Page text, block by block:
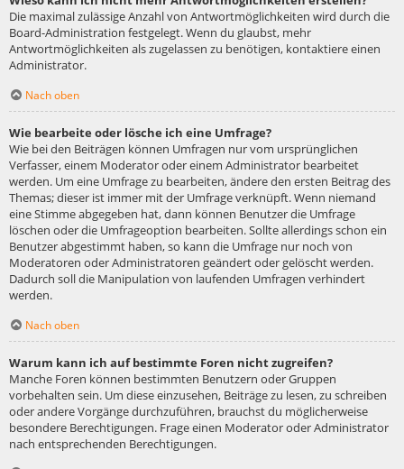
Die maximal zulässige Anzahl von Antwortmöglichkeiten wird durch die
Board-Administration festgelegt. Wenn du glaubst, mehr
Antwortmöglichkeiten als zugelassen zu benötigen, kontaktiere einen
Administrator.
Nach oben
Wie bearbeite oder lösche ich eine Umfrage?
Wie bei den Beiträgen können Umfragen nur vom ursprünglichen
Verfasser, einem Moderator oder einem Administrator bearbeitet
werden. Um eine Umfrage zu bearbeiten, ändere den ersten Beitrag des
Themas; dieser ist immer mit der Umfrage verknüpft. Wenn niemand
eine Stimme abgegeben hat, dann können Benutzer die Umfrage
löschen oder die Umfrageoption bearbeiten. Sollte allerdings schon ein
Benutzer abgestimmt haben, so kann die Umfrage nur noch von
Moderatoren oder Administratoren geändert oder gelöscht werden.
Dadurch soll die Manipulation von laufenden Umfragen verhindert
werden.
Nach oben
Warum kann ich auf bestimmte Foren nicht zugreifen?
Manche Foren können bestimmten Benutzern oder Gruppen
vorbehalten sein. Um diese einzusehen, Beiträge zu lesen, zu schreiben
oder andere Vorgänge durchzuführen, brauchst du möglicherweise
besondere Berechtigungen. Frage einen Moderator oder Administrator
nach entsprechenden Berechtigungen.